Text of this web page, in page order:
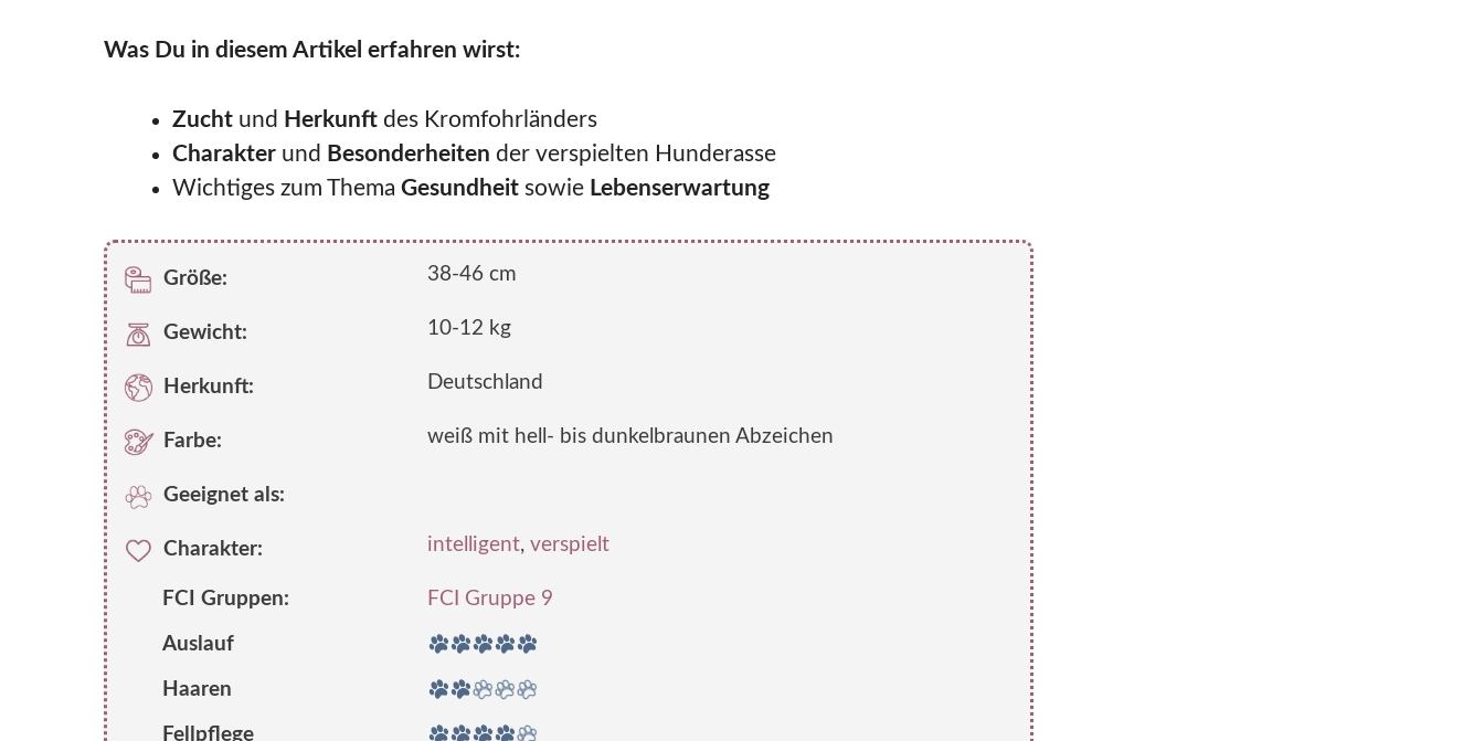
Was Du in diesem Artikel erfahren wirst:
Zucht und Herkunft des Kromfohrländers
Charakter und Besonderheiten der verspielten Hunderasse
Wichtiges zum ThemaGesundheit sowie Lebenserwartung
Größe: 38-46 cm
Gewicht: 10-12 kg
Herkunft: Deutschland
Farbe: weiß mit hell- bis dunkelbraunen Abzeichen
Geeignet als:
Charakter: intelligent, verspielt
FCI Gruppen: FCI Gruppe 9
Auslauf
Haaren
Fellpflege